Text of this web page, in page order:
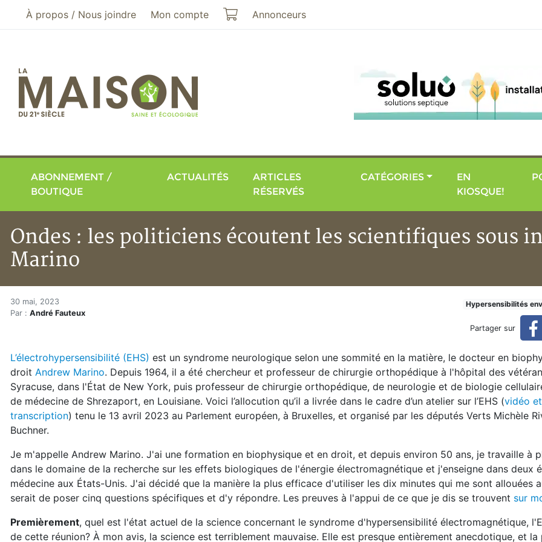
Aller au menu principal
Aller au contenu principal
À propos / Nous joindre Mon compte Mon panier
Annonceurs
ABONNEMENT /
BOUTIQUE
ACTUALITÉS
ARTICLES
RÉSERVÉS
CATÉGORIES
EN
KIOSQUE!
Ondes : les politiciens écoutent les scientifiques sous
Marino
Accueil
Articles
Ondes : les politiciens écoutent les scientifiques sous
30 mai, 2023
Par : André Fauteux
Hypersensibilités
Partager sur
L’électrohypersensibilité (EHS) est un syndrome neurologique selon une sommité en la matière, le docteur en
droit Andrew Marino. Depuis 1964, il a été chercheur et professeur de chirurgie orthopédique à l'hôpital des
Syracuse, dans l'État de New York, puis professeur de chirurgie orthopédique, de neurologie et de biologie
de médecine de Shrezaport, en Louisiane. Voici l’allocution qu’il a livrée dans le cadre d’un atelier sur l’EHS (vidéo et
transcription) tenu le 13 avril 2023 au Parlement européen, à Bruxelles, et organisé par les députés Verts Michèle
Buchner.
Je m'appelle Andrew Marino. J'ai une formation en biophysique et en droit, et depuis environ 50 ans, je travaille à
dans le domaine de la recherche sur les effets biologiques de l'énergie électromagnétique et j'enseigne dans deux
médecine aux États-Unis. J'ai décidé que la manière la plus efficace d'utiliser les dix minutes qui me sont allouées
serait de poser cinq questions spécifiques et d'y répondre. Les preuves à l'appui de ce que je dis se trouvent sur
Premièrement, quel est l'état actuel de la science concernant le syndrome d'hypersensibilité électromagnétique,
de cette réunion? À mon avis, la science est terriblement mauvaise. Elle est presque entièrement anecdotique, et la